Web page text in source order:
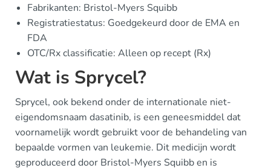
Fabrikanten: Bristol-Myers Squibb
Registratiestatus: Goedgekeurd door de EMA en
FDA
OTC/Rx classificatie: Alleen op recept (Rx)
Wat is Sprycel?
Sprycel, ook bekend onder de internationale niet-
eigendomsnaam dasatinib, is een geneesmiddel dat
voornamelijk wordt gebruikt voor de behandeling van
bepaalde vormen van leukemie. Dit medicijn wordt
geproduceerd door Bristol-Myers Squibb en is